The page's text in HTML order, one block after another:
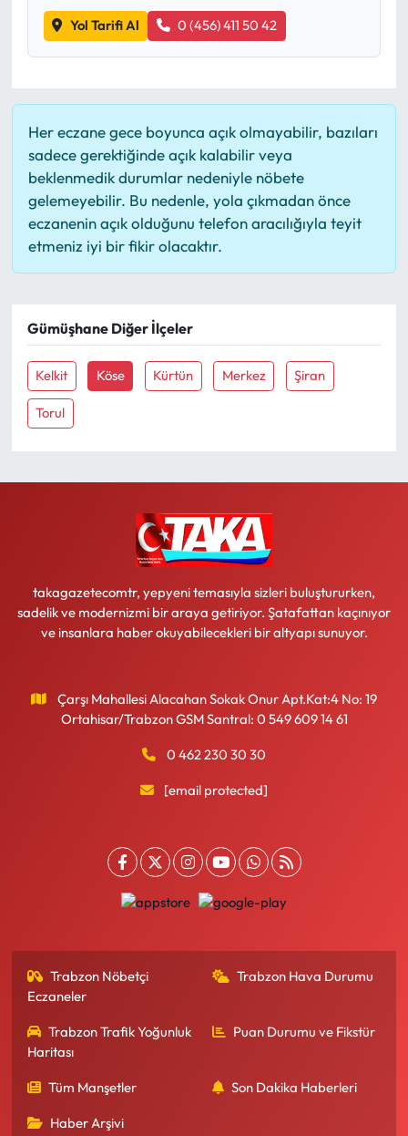
Yol Tarifi Al 0 (456) 411 50 42
Her eczane gece boyunca açık olmayabilir, bazıları
sadece gerektiğinde açık kalabilir veya
beklenmedik durumlar nedeniyle nöbete
gelemeyebilir. Bu nedenle, yola çıkmadan önce
eczanenin açık olduğunu telefon aracılığıyla teyit
etmeniz iyi bir fikir olacaktır.
Gümüşhane Diğer İlçeler
Kelkit Köse Kürtün Merkez Şiran
Torul
takagazetecomtr, yepyeni temasıyla sizleri buluştururken,
sadelik ve modernizmi bir araya getiriyor. Şatafattan kaçınıyor
ve insanlara haber okuyabilecekleri bir altyapı sunuyor.
Çarşı Mahallesi Alacahan Sokak Onur Apt.Kat:4 No: 19
Ortahisar/Trabzon GSM Santral: 0 549 609 14 61
0 462 230 30 30
[email protected]
Trabzon Nöbetçi
Eczaneler
Trabzon Hava Durumu
Trabzon Trafik Yoğunluk
Haritası
Puan Durumu ve Fikstür
Tüm Manşetler Son Dakika Haberleri
Haber Arşivi
Manşet
Karikatür Galeri
BIK
ASTROLOJİ
Spor Yazıları
Ekonomi
Sağlık